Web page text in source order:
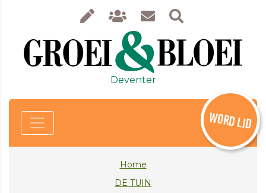
Deventer
WORD LID
Home
DE TUIN